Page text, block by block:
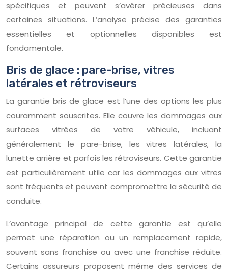
spécifiques et peuvent s’avérer précieuses dans
certaines situations. L’analyse précise des garanties
essentielles et optionnelles disponibles est
fondamentale.
Bris de glace : pare-brise, vitres
latérales et rétroviseurs
La garantie bris de glace est l’une des options les plus
couramment souscrites. Elle couvre les dommages aux
surfaces vitrées de votre véhicule, incluant
généralement le pare-brise, les vitres latérales, la
lunette arrière et parfois les rétroviseurs. Cette garantie
est particulièrement utile car les dommages aux vitres
sont fréquents et peuvent compromettre la sécurité de
conduite.
L’avantage principal de cette garantie est qu’elle
permet une réparation ou un remplacement rapide,
souvent sans franchise ou avec une franchise réduite.
Certains assureurs proposent même des services de